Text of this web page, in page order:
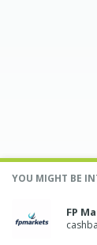
YOU MIGHT BE
FP